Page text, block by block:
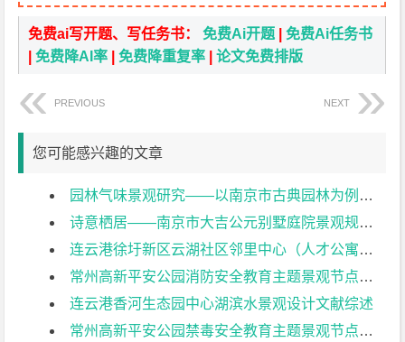
免费ai写开题、写任务书：免费Ai开题 |免费Ai任务书
|免费降AI率 |免费降重复率 |论文免费排版
PREVIOUS NEXT
您可能感兴趣的文章
园林气味景观研究——以南京市古典园林为例文献综述
诗意栖居——南京市大吉公元别墅庭院景观规划设计文献综述
连云港徐圩新区云湖社区邻里中心（人才公寓二期）海绵城市与雨水景观设计——分区B文献综述
常州高新平安公园消防安全教育主题景观节点设计文献综述
连云港香河生态园中心湖滨水景观设计文献综述
常州高新平安公园禁毒安全教育主题景观节点设计文献综述